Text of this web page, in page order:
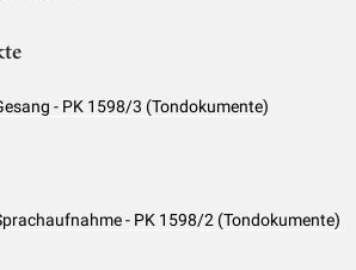
- PK 1598/3 (Tondokumente)
- PK 1598/2 (Tondokumente)